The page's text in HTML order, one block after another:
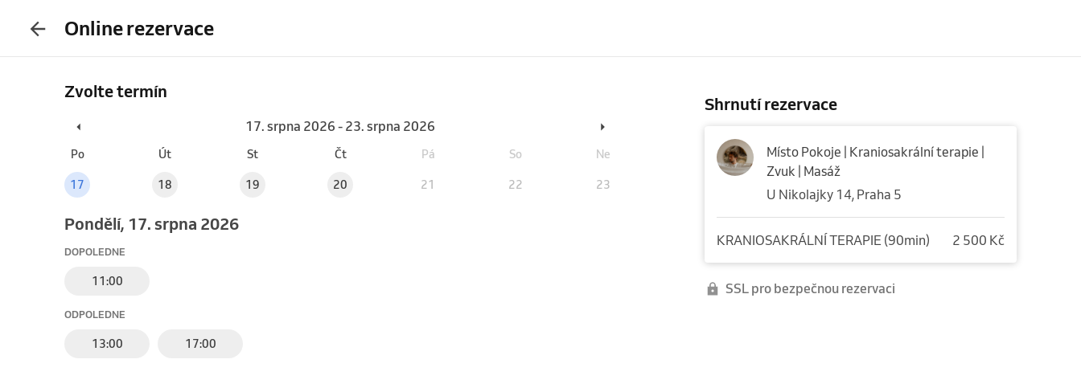
Online rezervace
Zvolte termín
17. srpna 2026 - 23. srpna 2026
Po Út St Čt Pá So Ne
17 18 19 20 21 22 23
pondělí, 17. srpna 2026
DOPOLEDNE
11:00
ODPOLEDNE
13:00 17:00
Shrnutí rezervace
Místo Pokoje | Kraniosakrální terapie |
Zvuk | Masáž
U Nikolajky 14, Praha 5
KRANIOSAKRÁLNÍ TERAPIE (90min) 2 500 Kč
SSL pro bezpečnou rezervaci